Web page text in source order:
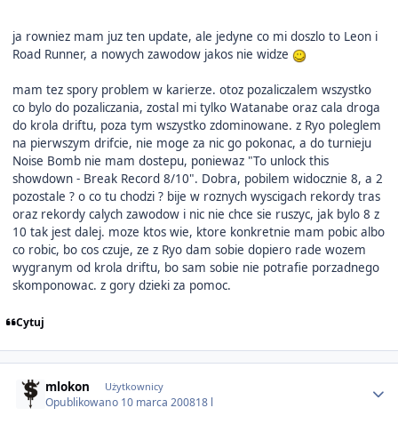
ja rowniez mam juz ten update, ale jedyne co mi doszlo to Leon i
Road Runner, a nowych zawodow jakos nie widze
mam tez spory problem w karierze. otoz pozaliczalem wszystko
co bylo do pozaliczania, zostal mi tylko Watanabe oraz cala droga
do krola driftu, poza tym wszystko zdominowane. z Ryo poleglem
na pierwszym drifcie, nie moge za nic go pokonac, a do turnieju
Noise Bomb nie mam dostepu, poniewaz "To unlock this
showdown - Break Record 8/10". Dobra, pobilem widocznie 8, a 2
pozostale ? o co tu chodzi ? bije w roznych wyscigach rekordy tras
oraz rekordy calych zawodow i nic nie chce sie ruszyc, jak bylo 8 z
10 tak jest dalej. moze ktos wie, ktore konkretnie mam pobic albo
co robic, bo cos czuje, ze z Ryo dam sobie dopiero rade wozem
wygranym od krola driftu, bo sam sobie nie potrafie porzadnego
skomponowac. z gory dzieki za pomoc.
Cytuj
mlokon Użytkownicy
Opublikowano 10 marca 200818 l